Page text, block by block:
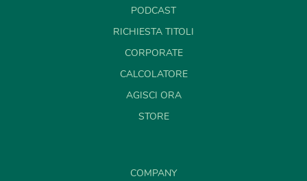
PODCAST
RICHIESTA TITOLI
CORPORATE
CALCOLATORE
AGISCI ORA
STORE
COMPANY